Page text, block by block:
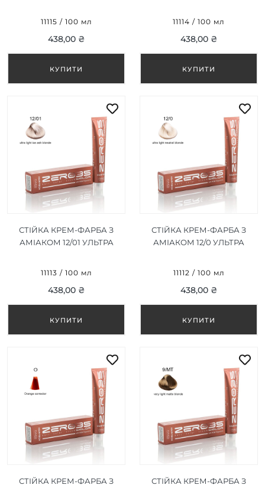
VIOLET BLONDE 100ML
11115 / 100 мл
438,00 ₴
SILVER BLONDE 100ML
11114 / 100 мл
438,00 ₴
СТІЙКА КРЕМ-ФАРБА З
АМІАКОМ 12/01 УЛЬТРА
ASH BLONDE 100ML
11113 / 100 мл
438,00 ₴
СТІЙКА КРЕМ-ФАРБА З
АМІАКОМ 12/0 УЛЬТРА
NEUTRAL BLONDE 100ML
11112 / 100 мл
438,00 ₴
СТІЙКА КРЕМ-ФАРБА З
СТІЙКА КРЕМ-ФАРБА З